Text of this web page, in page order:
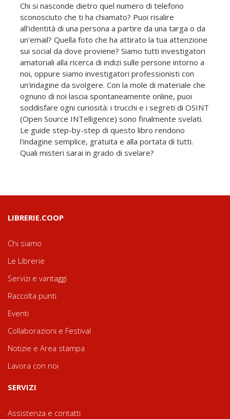
Chi si nasconde dietro quel numero di telefono
sconosciuto che ti ha chiamato? Puoi risalire
all'identità di una persona a partire da una targa o da
un'email? Quella foto che ha attirato la tua attenzione
sui social da dove proviene? Siamo tutti investigatori
amatoriali alla ricerca di indizi sulle persone intorno a
noi, oppure siamo investigatori professionisti con
un'indagine da svolgere. Con la mole di materiale che
ognuno di noi lascia spontaneamente online, puoi
soddisfare ogni curiosità: i trucchi e i segreti di OSINT
(Open Source INTelligence) sono finalmente svelati.
Le guide step-by-step di questo libro rendono
l'indagine semplice, gratuita e alla portata di tutti.
Quali misteri sarai in grado di svelare?
LIBRERIE.COOP
Chi siamo
Le Librerie
Servizi e vantaggi
Raccolta punti
Eventi
Collaborazioni e Festival
Notizie e Area stampa
Lavora con noi
SERVIZI
Assistenza e contatti